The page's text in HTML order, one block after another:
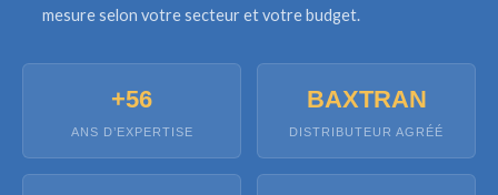
mesure selon votre secteur et votre budget.
+56
ANS D’EXPERTISE
BAXTRAN
DISTRIBUTEUR AGRÉÉ